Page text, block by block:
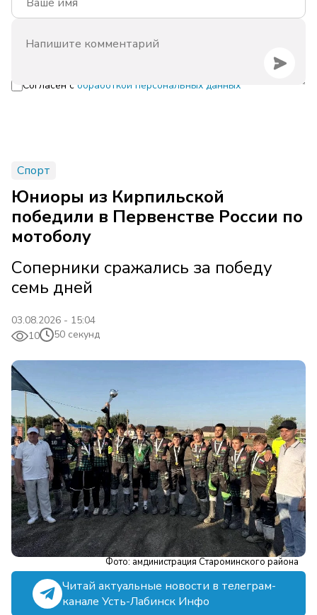
Согласен с обработкой персональных данных
Спорт
Юниоры из Кирпильской
победили в Первенстве России по
мотоболу
Соперники сражались за победу
семь дней
03.08.2026 - 15:04
10
50 секунд
Фото: амдинистрация Староминского района
Читай актуальные новости в телеграм-
канале Усть-Лабинск Инфо